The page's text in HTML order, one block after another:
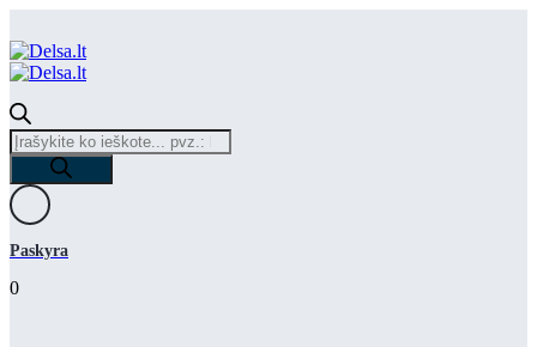
Products
search
Paskyra
0